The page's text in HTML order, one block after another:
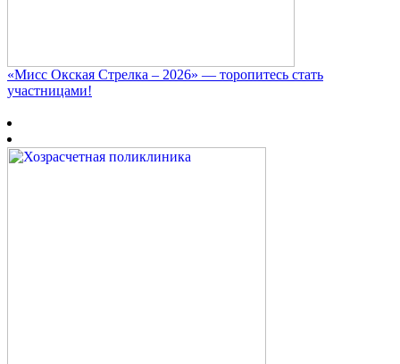
«Мисс Окская Стрелка – 2026» — торопитесь стать
участницами!